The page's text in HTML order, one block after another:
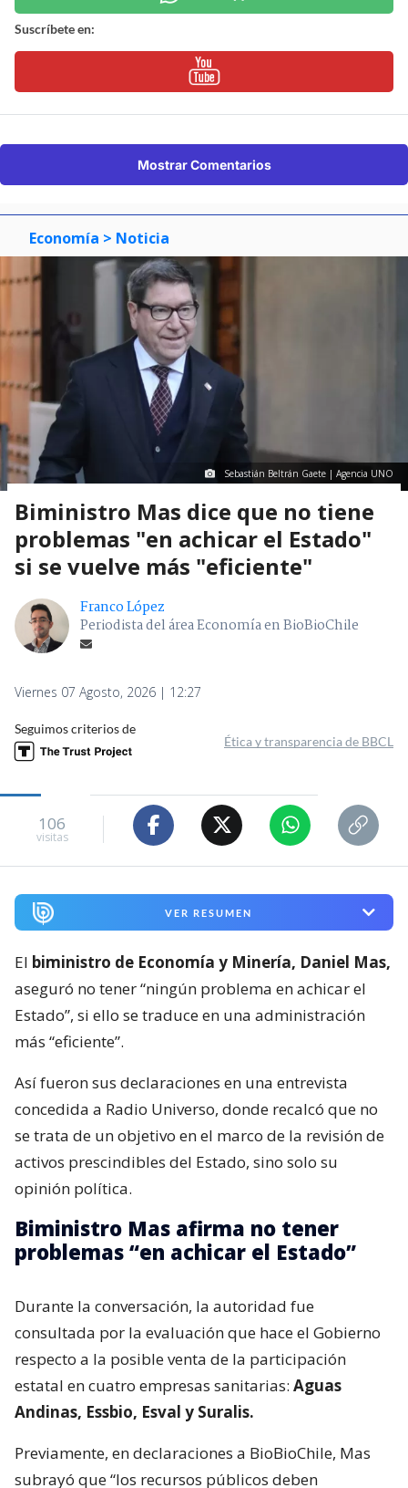
Suscríbete en:
Mostrar Comentarios
Economía > Noticia
Sebastián Beltrán Gaete | Agencia UNO
Biministro Mas dice que no tiene
problemas "en achicar el Estado"
si se vuelve más "eficiente"
Franco López
Periodista del área Economía en BioBioChile
Viernes 07 Agosto, 2026 | 12:27
Seguimos criterios de
Ética y transparencia de BBCL
106
visitas
VER RESUMEN
El biministro de Economía y Minería, Daniel Mas,
aseguró no tener “ningún problema en achicar el
Estado”, si ello se traduce en una administración
más “eficiente”.
Así fueron sus declaraciones en una entrevista
concedida a Radio Universo, donde recalcó que no
se trata de un objetivo en el marco de la revisión de
activos prescindibles del Estado, sino solo su
opinión política.
Biministro Mas afirma no tener
problemas “en achicar el Estado”
Durante la conversación, la autoridad fue
consultada por la evaluación que hace el Gobierno
respecto a la posible venta de la participación
estatal en cuatro empresas sanitarias: Aguas
Andinas, Essbio, Esval y Suralis.
Previamente, en declaraciones a BioBioChile, Mas
subrayó que “los recursos públicos deben